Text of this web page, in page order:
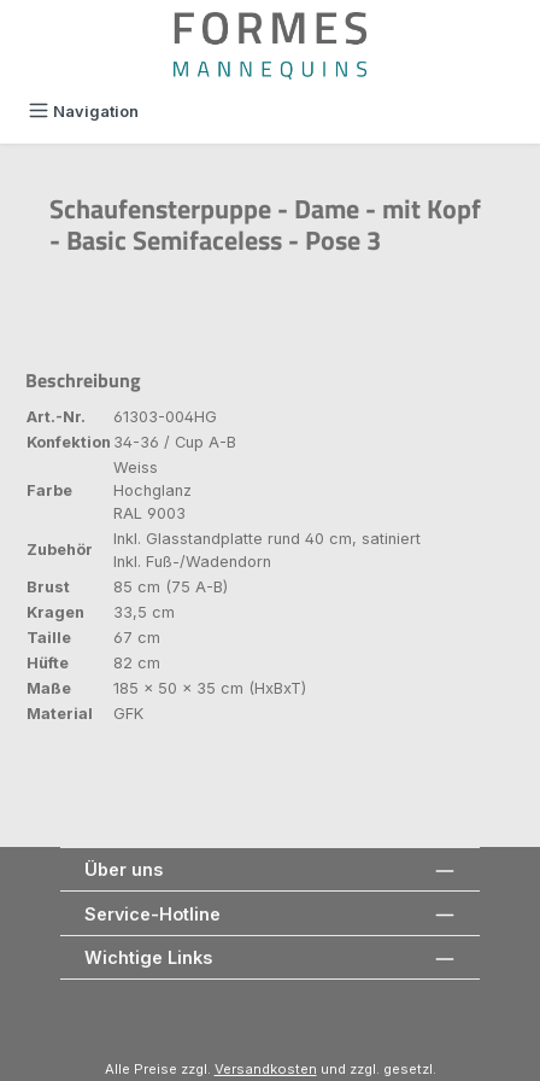
Navigation
Schaufensterpuppe - Dame - mit Kopf
- Basic Semifaceless - Pose 3
Beschreibung
Art.-Nr.
61303-004HG
Konfektion 34-36 / Cup A-B
Farbe
Weiss
Hochglanz
RAL 9003
Zubehör
Inkl. Glasstandplatte rund 40 cm, satiniert
Inkl. Fuß-/Wadendorn
Brust
85 cm (75 A-B)
Kragen
33,5 cm
Taille
67 cm
Hüfte
82 cm
Maße
185 × 50 × 35 cm (HxBxT)
Material
GFK
Über uns
Service-Hotline
Wichtige Links
Alle Preise zzgl. Versandkosten und zzgl. gesetzl.